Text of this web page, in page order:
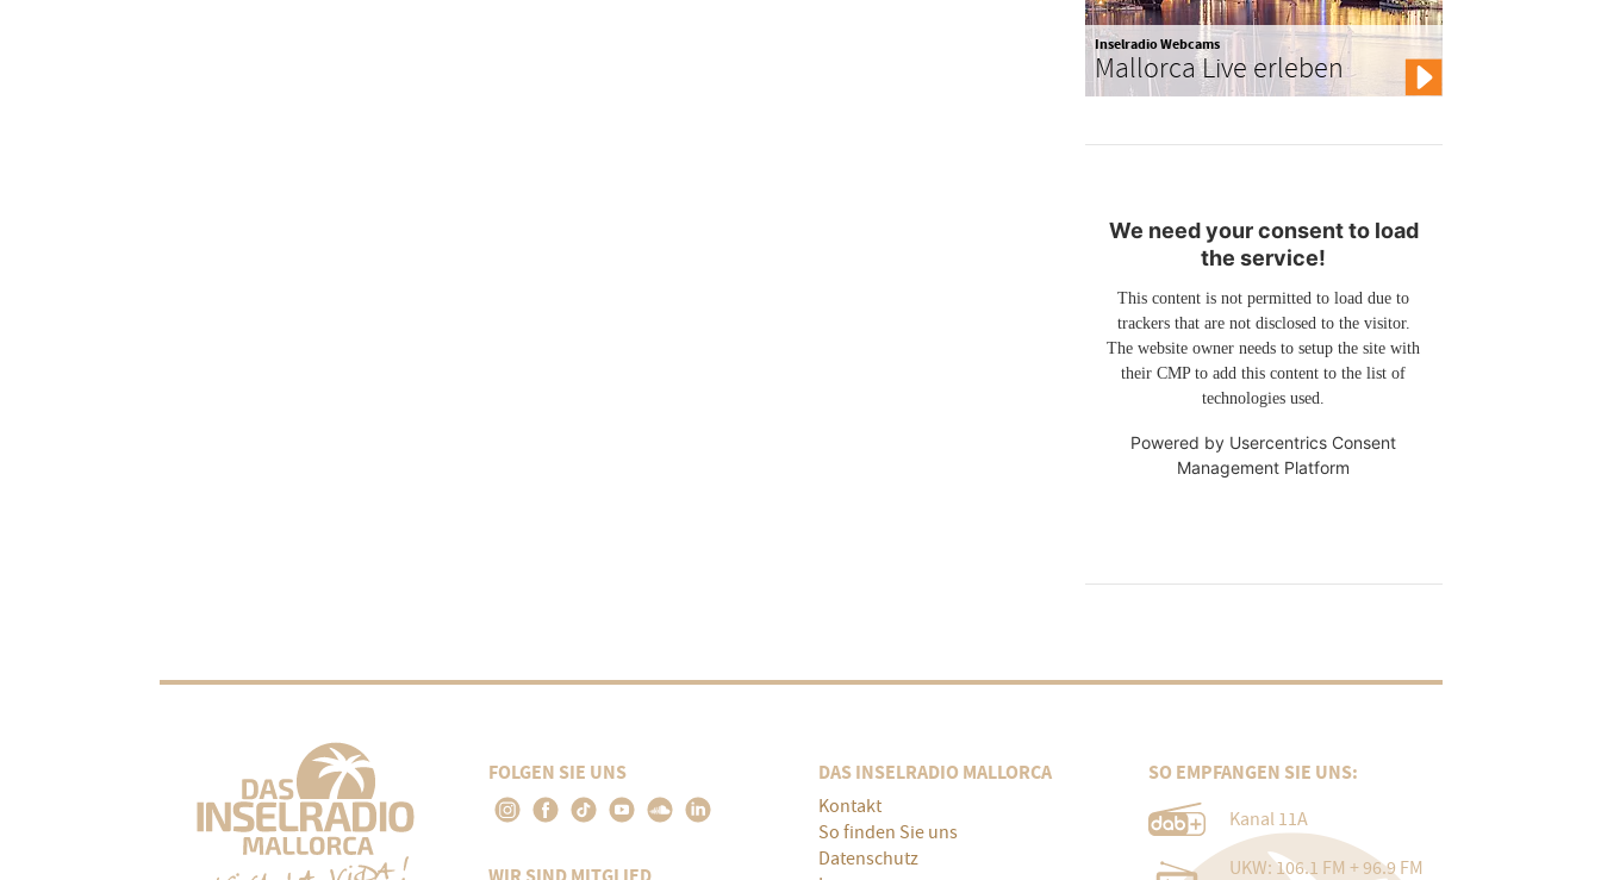
Inselradio Webcams
Mallorca Live erleben
We need your consent to load
the service!
This content is not permitted to load due to
trackers that are not disclosed to the visitor.
The website owner needs to setup the site with
their CMP to add this content to the list of
technologies used.
Powered by Usercentrics Consent
Management Platform
FOLGEN SIE UNS DAS INSELRADIO MALLORCA
Kontakt
So finden Sie uns
Datenschutz
SO EMPFANGEN SIE UNS:
Kanal 11A
UKW: 106.1 FM + 96.9 FM